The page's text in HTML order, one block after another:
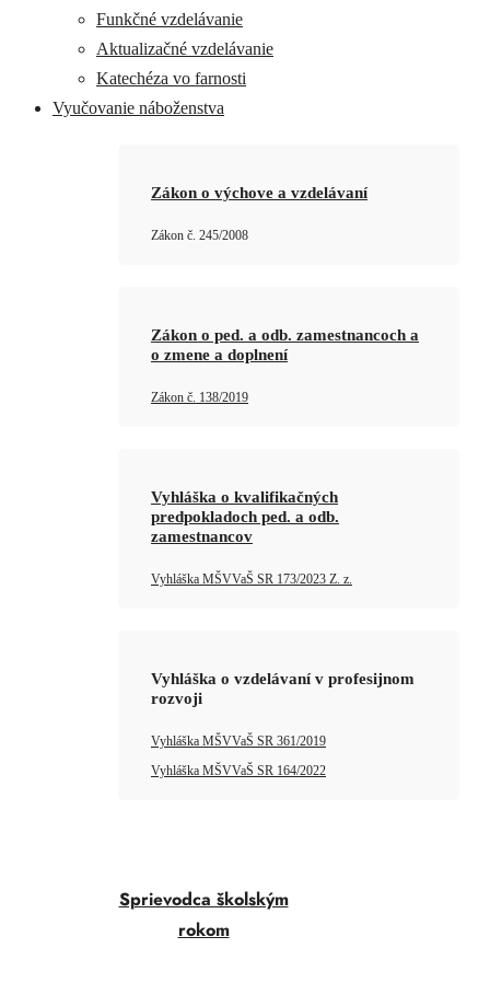
Funkčné vzdelávanie
Aktualizačné vzdelávanie
Katechéza vo farnosti
Vyučovanie náboženstva
Zákon o výchove a vzdelávaní
Zákon č. 245/2008
Zákon o ped. a odb. zamestnancoch a
o zmene a doplnení
Zákon č. 138/2019
Vyhláška o kvalifikačných
predpokladoch ped. a odb.
zamestnancov
Vyhláška MŠVVaŠ SR 173/2023 Z. z.
Vyhláška o vzdelávaní v profesijnom
rozvoji
Vyhláška MŠVVaŠ SR 361/2019
Vyhláška MŠVVaŠ SR 164/2022
Sprievodca školským
rokom